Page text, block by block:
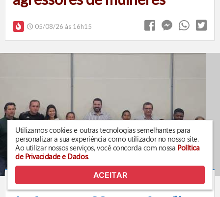
05/08/26 às 16h15
POLÍTICA
Utilizamos cookies e outras tecnologias semelhantes para
personalizar a sua experiência como utilizador no nosso site.
Ao utilizar nossos serviços, você concorda com nossa Política
de Privacidade e Dados.
ACEITAR